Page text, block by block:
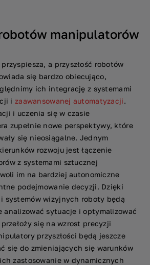
manipulatorów
a przyszłość robotów
się bardzo obiecująco,
ich integrację z systemami
i zaawansowanej automatyzacji.
i uczenia się w czasie
zupełnie nowe perspektywy, które
się nieosiągalne. Jednym
rozwoju jest łączenie
z systemami sztucznej
im na bardziej autonomiczne
podejmowanie decyzji. Dzięki
systemów wizyjnych roboty będą
analizować sytuacje i optymalizować
się na wzrost precyzji
przyszłości będą jeszcze
się do zmieniających się warunków
zastosowanie w dynamicznych